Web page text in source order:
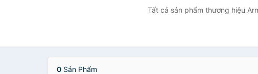
Tất cả sản phẩm thương hiệu
0 Sản Phẩm